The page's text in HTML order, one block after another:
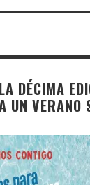
DÉCIMA
UN VERANO